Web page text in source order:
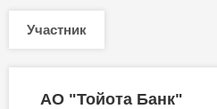
Участник
АО "Тойота Банк"